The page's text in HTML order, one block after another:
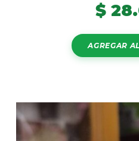
$
AGREGAR